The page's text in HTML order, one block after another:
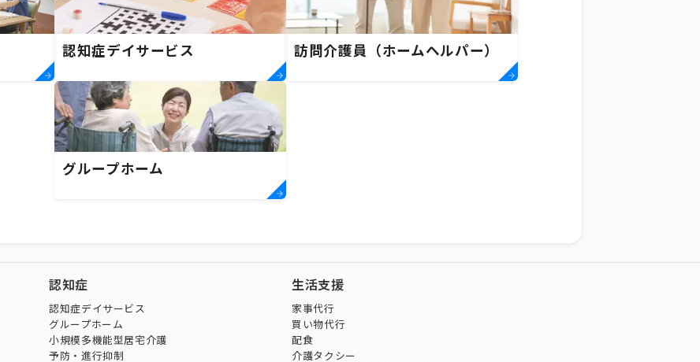
認知症デイサービス 訪問介護員（ホームヘルパー）
グループホーム
認知症
認知症デイサービス
グループホーム
小規模多機能型居宅介護
予防・進行抑制
生活支援
家事代行
買い物代行
配食
介護タクシー